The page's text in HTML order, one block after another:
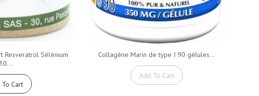
Resveratrol Sélénium
30...
Cart
Collagène Marin de type I 90 gélules...
Add To Cart